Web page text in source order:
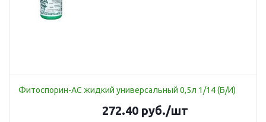
Фитоспорин-АС жидкий универсальный 0,5л 1/14 (Б/И)
272.40 руб./шт